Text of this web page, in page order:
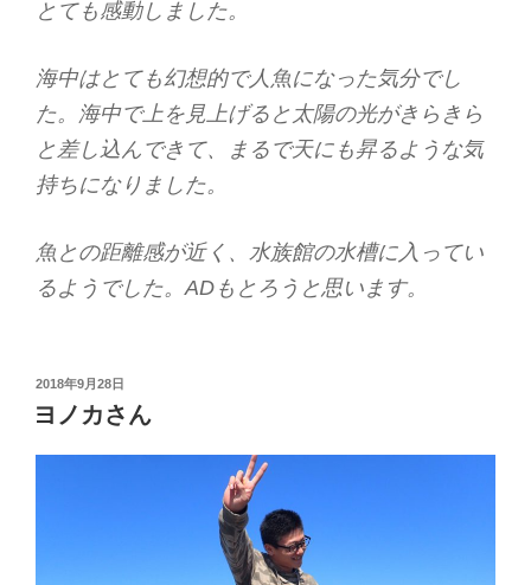
とても感動しました。
海中はとても幻想的で人魚になった気分でし
た。海中で上を見上げると太陽の光がきらきら
と差し込んできて、まるで天にも昇るような気
持ちになりました。
魚との距離感が近く、水族館の水槽に入ってい
るようでした。ADもとろうと思います。
投
稿
日:
2018年9月28日
ヨノカさん